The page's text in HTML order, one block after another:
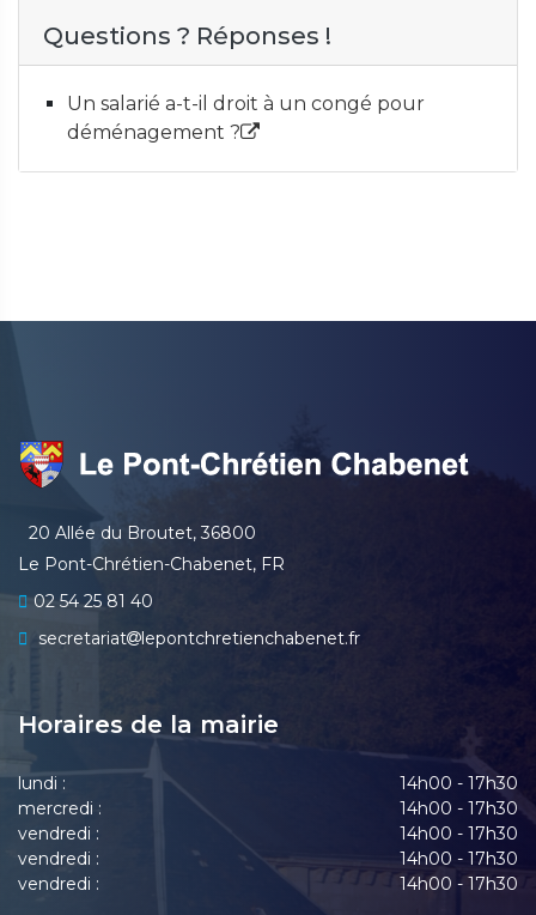
Questions ? Réponses !
Un salarié a-t-il droit à un congé pour
déménagement ?
20 Allée du Broutet, 36800
Le Pont-Chrétien-Chabenet, FR
02 54 25 81 40
secretariat
lepontchretienchabenet.fr
Horaires de la mairie
lundi :
14h00 - 17h30
mercredi :
14h00 - 17h30
vendredi :
14h00 - 17h30
vendredi :
14h00 - 17h30
vendredi :
14h00 - 17h30